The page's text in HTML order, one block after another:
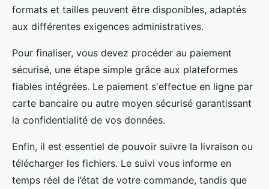
formats et tailles peuvent être disponibles, adaptés
aux différentes exigences administratives.
Pour finaliser, vous devez procéder au paiement
sécurisé, une étape simple grâce aux plateformes
fiables intégrées. Le paiement s'effectue en ligne par
carte bancaire ou autre moyen sécurisé garantissant
la confidentialité de vos données.
Enfin, il est essentiel de pouvoir suivre la livraison ou
télécharger les fichiers. Le suivi vous informe en
temps réel de l’état de votre commande, tandis que